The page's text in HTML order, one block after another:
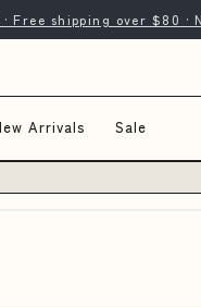
Free shipping over $80 ·
Arrivals Sale